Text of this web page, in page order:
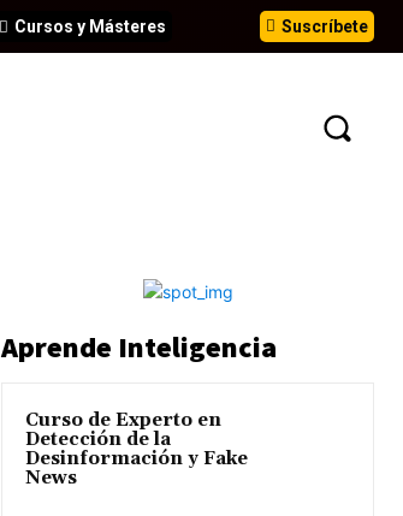
Suscríbete
Cursos y Másteres
Aprende Inteligencia
Curso de Experto en
Detección de la
Desinformación y Fake
News